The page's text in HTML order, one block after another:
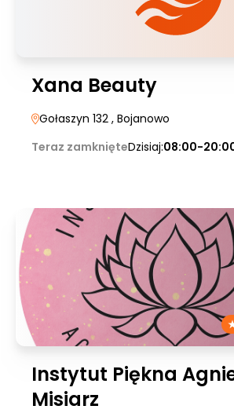
Xana Beauty
Gołaszyn 132 , Bojanowo
Teraz zamknięteDzisiaj:08:00-
Instytut Piękna
Misiarz